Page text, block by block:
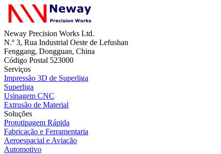
Neway Precision Works Ltd.
N.º 3, Rua Industrial Oeste de Lefushan
Fenggang, Dongguan, China
Código Postal 523000
Serviços
Impressão 3D de Superliga
Superliga
Usinagem CNC
Extrusão de Material
Soluções
Prototipagem Rápida
Fabricação e Ferramentaria
Aeroespacial e Aviação
Automotivo